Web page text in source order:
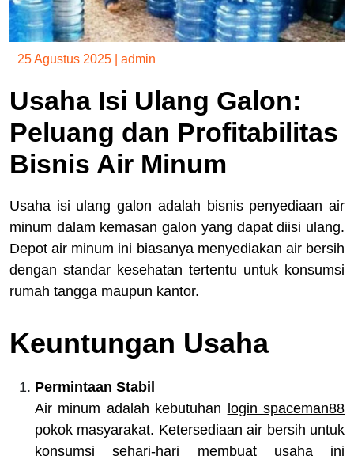
25 Agustus 2025 admin
Usaha Isi Ulang Galon:
Peluang dan Profitabilitas
Bisnis Air Minum
Usaha isi ulang galon adalah bisnis penyediaan air
minum dalam kemasan galon yang dapat diisi ulang.
Depot air minum ini biasanya menyediakan air bersih
dengan standar kesehatan tertentu untuk konsumsi
rumah tangga maupun kantor.
Keuntungan Usaha
Permintaan Stabil
Air minum adalah kebutuhan login spaceman88
pokok masyarakat. Ketersediaan air bersih untuk
konsumsi sehari-hari membuat usaha ini